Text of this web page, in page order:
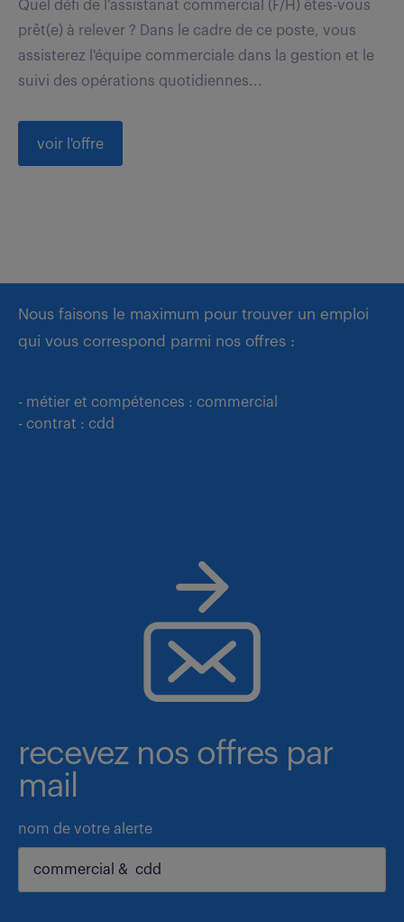
Quel défi de l'assistanat commercial (F/H) êtes-vous
prêt(e) à relever ? Dans le cadre de ce poste, vous
assisterez l'équipe commerciale dans la gestion et le
suivi des opérations quotidiennes...
voir l'offre
Nous faisons le maximum pour trouver un emploi
qui vous correspond parmi nos offres :
- métier et compétences : commercial
- contrat : cdd
recevez nos offres par
mail
nom de votre alerte